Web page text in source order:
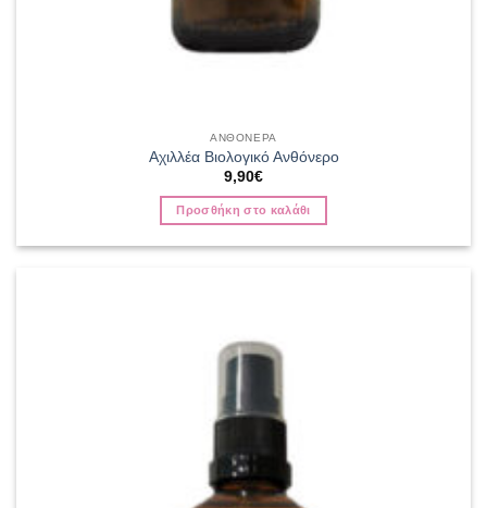
ΑΝΘΟΝΕΡΑ
Αχιλλέα Βιολογικό Ανθόνερο
9,90€
Προσθήκη στο καλάθι